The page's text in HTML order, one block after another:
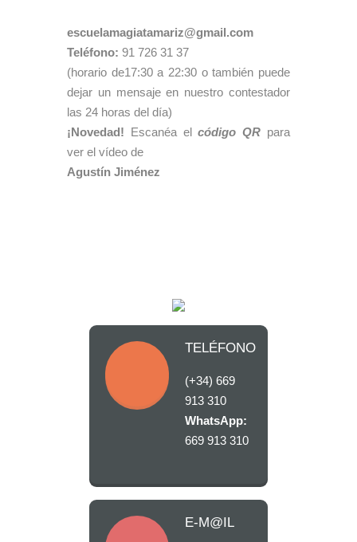
escuelamagiatamariz@gmail.com
Teléfono: 91 726 31 37
(horario de17:30 a 22:30 o también puede
dejar un mensaje en nuestro contestador
las 24 horas del día)
¡Novedad! Escanéa elcódigo QR para
ver el vídeo de
Agustín Jiménez
TELÉFONO
(+34) 669
913 310
WhatsApp:
669 913 310
E-M@IL